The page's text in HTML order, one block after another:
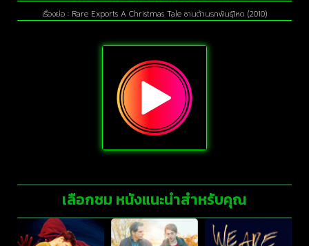
เรื่องย่อ : Rare Exports A Christmas Tale ซานต้านรกพันธุ์โหด (2010)
เลือกชม หนังแนะนำสำหรับคุณ